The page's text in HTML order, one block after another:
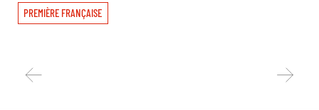
PREMIÈRE FRANÇAISE